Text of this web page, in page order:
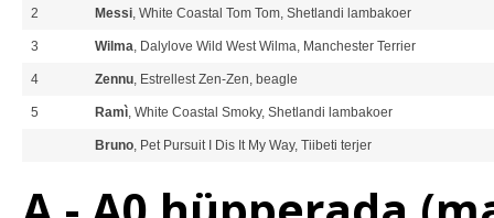
2 Messi, White Coastal Tom Tom, Shetlandi lambakoer
3 Wilma, Dalylove Wild West Wilma, Manchester Terrier
4 Zennu, Estrellest Zen-Zen, beagle
5 Ramì, White Coastal Smoky, Shetlandi lambakoer
Bruno, Pet Pursuit I Dis It My Way, Tiibeti terjer